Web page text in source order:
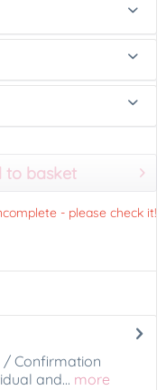
to basket
- please check it!
/ Confirmation
and... more